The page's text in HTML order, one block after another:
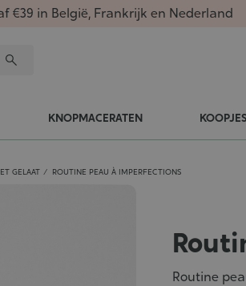
€39 in België, Frankrijk en Nederland
KNOPMACERATEN
GELAAT ROUTINE PEAU À IMPERFECTIONS
Routine